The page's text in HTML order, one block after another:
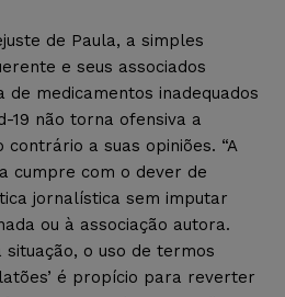
de Paula, a simples
e seus associados
de medicamentos inadequados
19 não torna ofensiva a
contrário a suas opiniões. “A
cumpre com o dever de
jornalística sem imputar
ou à associação autora.
situação, o uso de termos
é propício para reverter